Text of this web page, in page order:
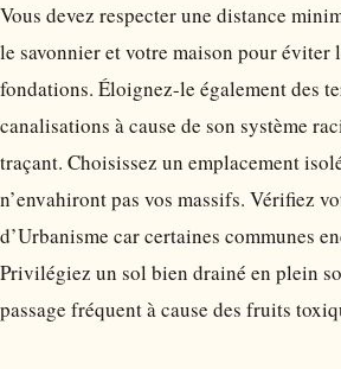
Vous devez respecter une distance
le savonnier et votre maison pour éviter
fondations. Éloignez-le également des
canalisations à cause de son système
traçant. Choisissez un emplacement
n’envahiront pas vos massifs. Vérifiez
d’Urbanisme car certaines communes
Privilégiez un sol bien drainé en plein
passage fréquent à cause des fruits